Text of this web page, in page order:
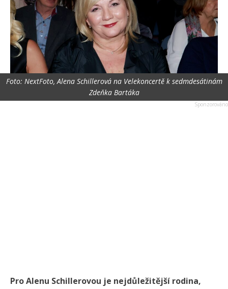
Foto: NextFoto, Alena Schillerová na Velekoncertě k sedmdesátinám
Zdeňka Bartáka
Pro Alenu Schillerovou je nejdůležitější rodina,